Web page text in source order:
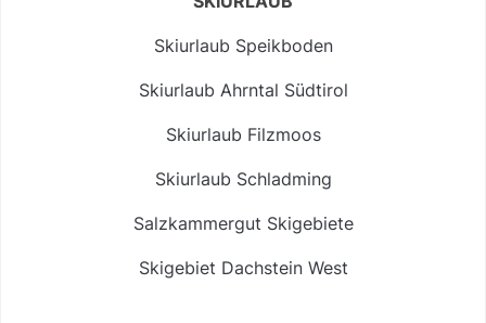
Skiurlaub Speikboden
Skiurlaub Ahrntal Südtirol
Skiurlaub Filzmoos
Skiurlaub Schladming
Salzkammergut Skigebiete
Skigebiet Dachstein West